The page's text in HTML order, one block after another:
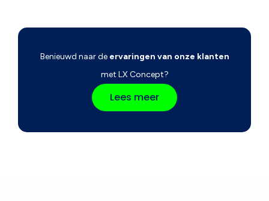
Benieuwd naar de ervaringen van onze klanten
met LX Concept?
Lees meer